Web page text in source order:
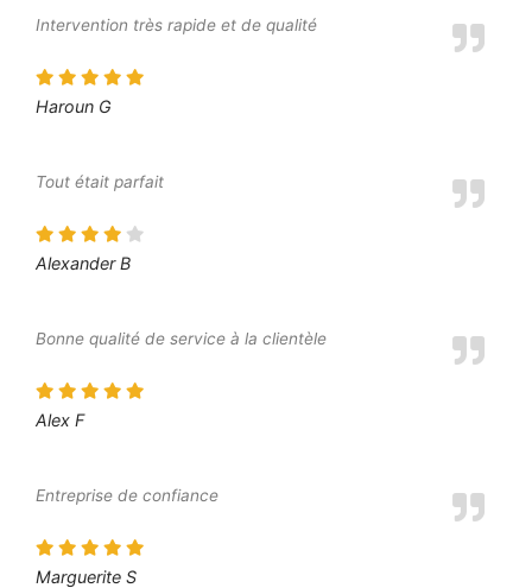
Intervention très rapide et de qualité
Haroun G
Tout était parfait
Alexander B
Bonne qualité de service à la clientèle
Alex F
Entreprise de confiance
Marguerite S